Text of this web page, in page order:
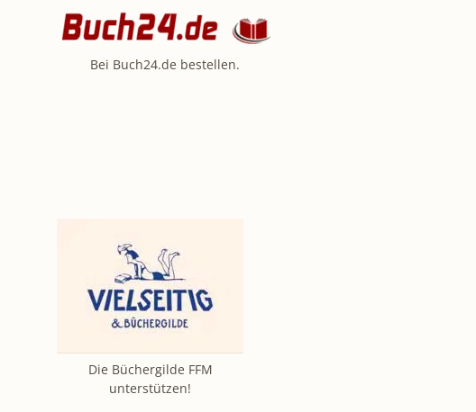
Bei Buch24.de bestellen.
Die Büchergilde FFM
unterstützen!